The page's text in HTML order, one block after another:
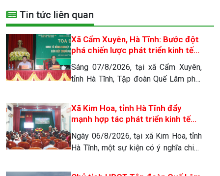
Tin tức liên quan
Xã Cẩm Xuyên, Hà Tĩnh: Bước đột
phá chiến lược phát triển kinh tế
nông nghiệp hữu cơ tuần hoàn
Sáng 07/8/2026, tại xã Cẩm Xuyên,
tỉnh Hà Tĩnh, Tập đoàn Quế Lâm phối
Cẩm Xuyên long trọng tổ chức buổi
tọa đàm “Kinh tế nông nghiệp hữu cơ
tuần hoàn, liên kết chuỗi giá trị Quế
Lâm”. Sự kiện đánh dấu một bước
ngoặt quan […]
Xã Kim Hoa, tỉnh Hà Tĩnh đẩy
mạnh hợp tác phát triển kinh tế
liên kết chuỗi giá trị Quế Lâm
Ngày 06/8/2026, tại xã Kim Hoa, tỉnh
Hà Tĩnh, một sự kiện có ý nghĩa chiến
phương đã diễn ra: Buổi tọa đàm đẩy